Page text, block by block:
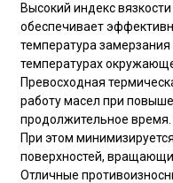
Высокий индекс
обеспечивает
температура
температурах
Превосходная
работу масел при
продолжительное время.
При этом
поверхностей,
Отличные